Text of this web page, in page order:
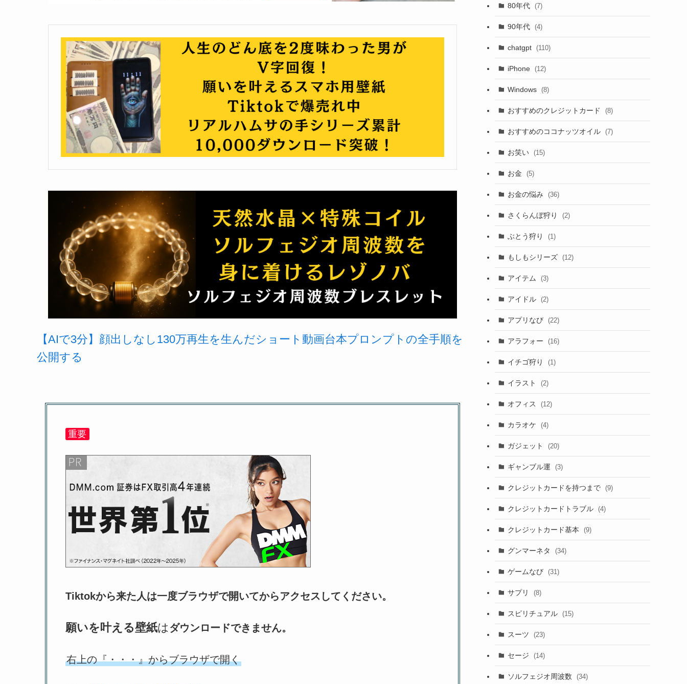
【AIで3分】顔出しなし130万再生を生んだショート動画台本プロンプトの全手順を
公開する
重要
Tiktokから来た人は一度ブラウザで開いてからアクセスしてください。
願いを叶える壁紙は ダウンロードできません。
右上の『・・・』からブラウザで開く
80年代 (7)
90年代 (4)
chatgpt (110)
iPhone (12)
Windows (8)
おすすめのクレジットカード (8)
おすすめのココナッツオイル (7)
お笑い (15)
お金 (5)
お金の悩み (36)
さくらんぼ狩り (2)
ぶとう狩り (1)
もしもシリーズ (12)
アイテム (3)
アイドル (2)
アプリなび (22)
アラフォー (16)
イチゴ狩り (1)
イラスト (2)
オフィス (12)
カラオケ (4)
ガジェット (20)
ギャンブル運 (3)
クレジットカードを持つまで (9)
クレジットカードトラブル (4)
クレジットカード基本 (9)
グンマーネタ (34)
ゲームなび (31)
サプリ (8)
スピリチュアル (15)
スーツ (23)
セージ (14)
ソルフェジオ周波数 (34)